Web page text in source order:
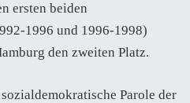
ersten beiden
1996 und 1996-1998)
den zweiten Platz.
Parole der